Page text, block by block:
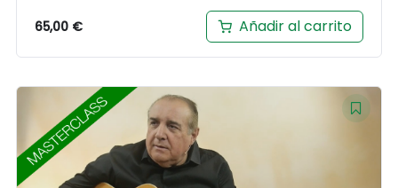
65,00 € Añadir al carrito